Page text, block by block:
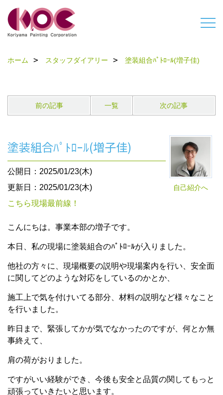
ホーム スタッフダイアリー 塗装組合ﾊﾟﾄﾛｰﾙ(増子佳)
前の記事 一覧 次の記事
自己紹介へ
塗装組合ﾊﾟﾄﾛｰﾙ(増子佳)
公開日：2025/01/23(木)
更新日：2025/01/23(木)
こちら現場最前線！
こんにちは。事業本部の増子です。
本日、私の現場に塗装組合のﾊﾟﾄﾛｰﾙが入りました。
他社の方々に、現場概要の説明や現場案内を行い、安全面
に関してどのような対応をしているのかとか、
施工上で気を付けいてる部分、材料の説明など様々なこと
を行いました。
昨日まで、緊張してかが気でなかったのですが、何とか無
事終えて、
肩の荷がおりました。
ですがいい経験ができ、今後も安全と品質の関してもっと
頑張っていきたいと思います。